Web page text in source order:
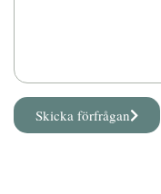
Skicka förfrågan